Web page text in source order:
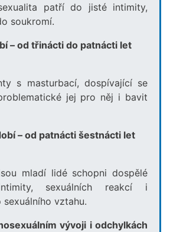
patří do jisté intimity,
soukromí.
– od třinácti do patnácti let
s masturbací, dospívající se
jej pro něj i bavit
– od patnácti šestnácti let
mladí lidé schopni dospělé
sexuálních reakcí i
vztahu.
vývoji i odchylkách